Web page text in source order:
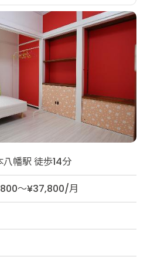
幡駅 徒歩14分
～¥37,800/月